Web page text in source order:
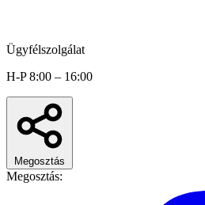
Ügyfélszolgálat
H-P 8:00 – 16:00
Megosztás
Megosztás: